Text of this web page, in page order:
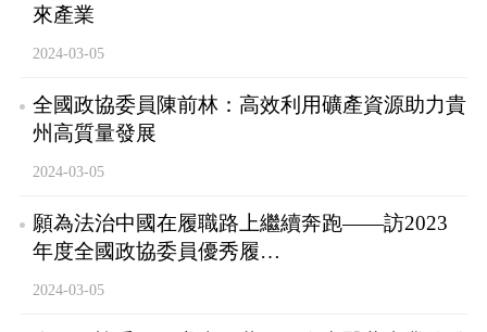
來產業
2024-03-05
全國政協委員陳前林：高效利用礦產資源助力貴
州高質量發展
2024-03-05
願為法治中國在履職路上繼續奔跑——訪2023
年度全國政協委員優秀履…
2024-03-05